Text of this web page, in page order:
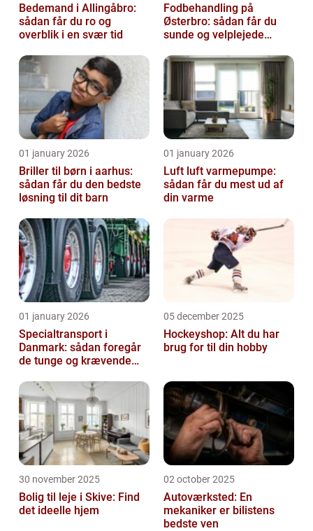
Bedemand i Allingåbro:
sådan får du ro og
overblik i en svær tid
Fodbehandling på
Østerbro: sådan får du
sunde og velplejede
01 january 2026
Briller til børn i aarhus:
sådan får du den bedste
løsning til dit barn
01 january 2026
Luft luft varmepumpe:
sådan får du mest ud af
din varme
01 january 2026
Specialtransport i
Danmark: sådan foregår
de tunge og krævende
05 december 2025
Hockeyshop: Alt du har
brug for til din hobby
30 november 2025
Bolig til leje i Skive: Find
det ideelle hjem
02 october 2025
Autoværksted: En
mekaniker er bilistens
bedste ven